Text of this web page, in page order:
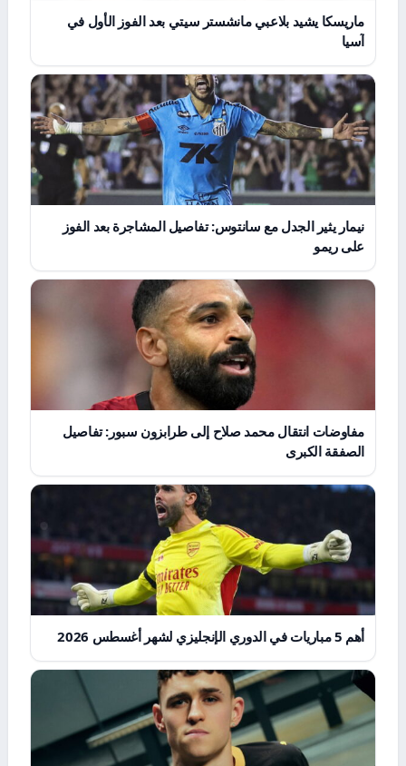
ماريسكا يشيد بلاعبي مانشستر سيتي بعد الفوز الأول في
آسيا
نيمار يثير الجدل مع سانتوس: تفاصيل المشاجرة بعد الفوز
على ريمو
مفاوضات انتقال محمد صلاح إلى طرابزون سبور: تفاصيل
الصفقة الكبرى
أهم 5 مباريات في الدوري الإنجليزي لشهر أغسطس 2026